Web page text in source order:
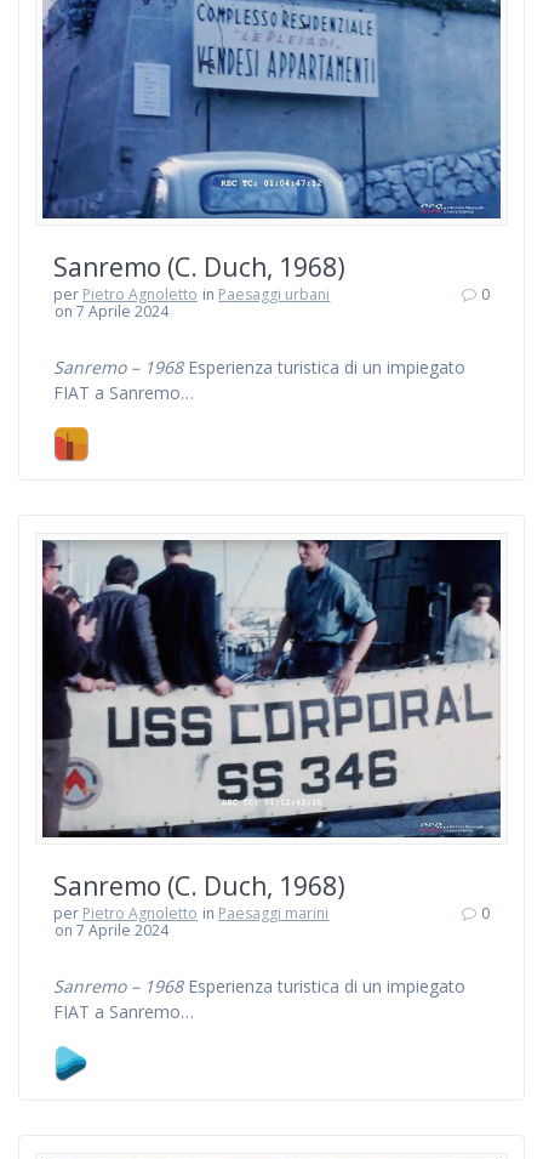
Sanremo (C. Duch, 1968)
per Pietro Agnoletto in Paesaggi urbani
on 7 Aprile 2024
0
Sanremo – 1968Esperienza turistica di un impiegato
FIAT a Sanremo…
Sanremo (C. Duch, 1968)
per Pietro Agnoletto in Paesaggi marini
on 7 Aprile 2024
0
Sanremo – 1968Esperienza turistica di un impiegato
FIAT a Sanremo…